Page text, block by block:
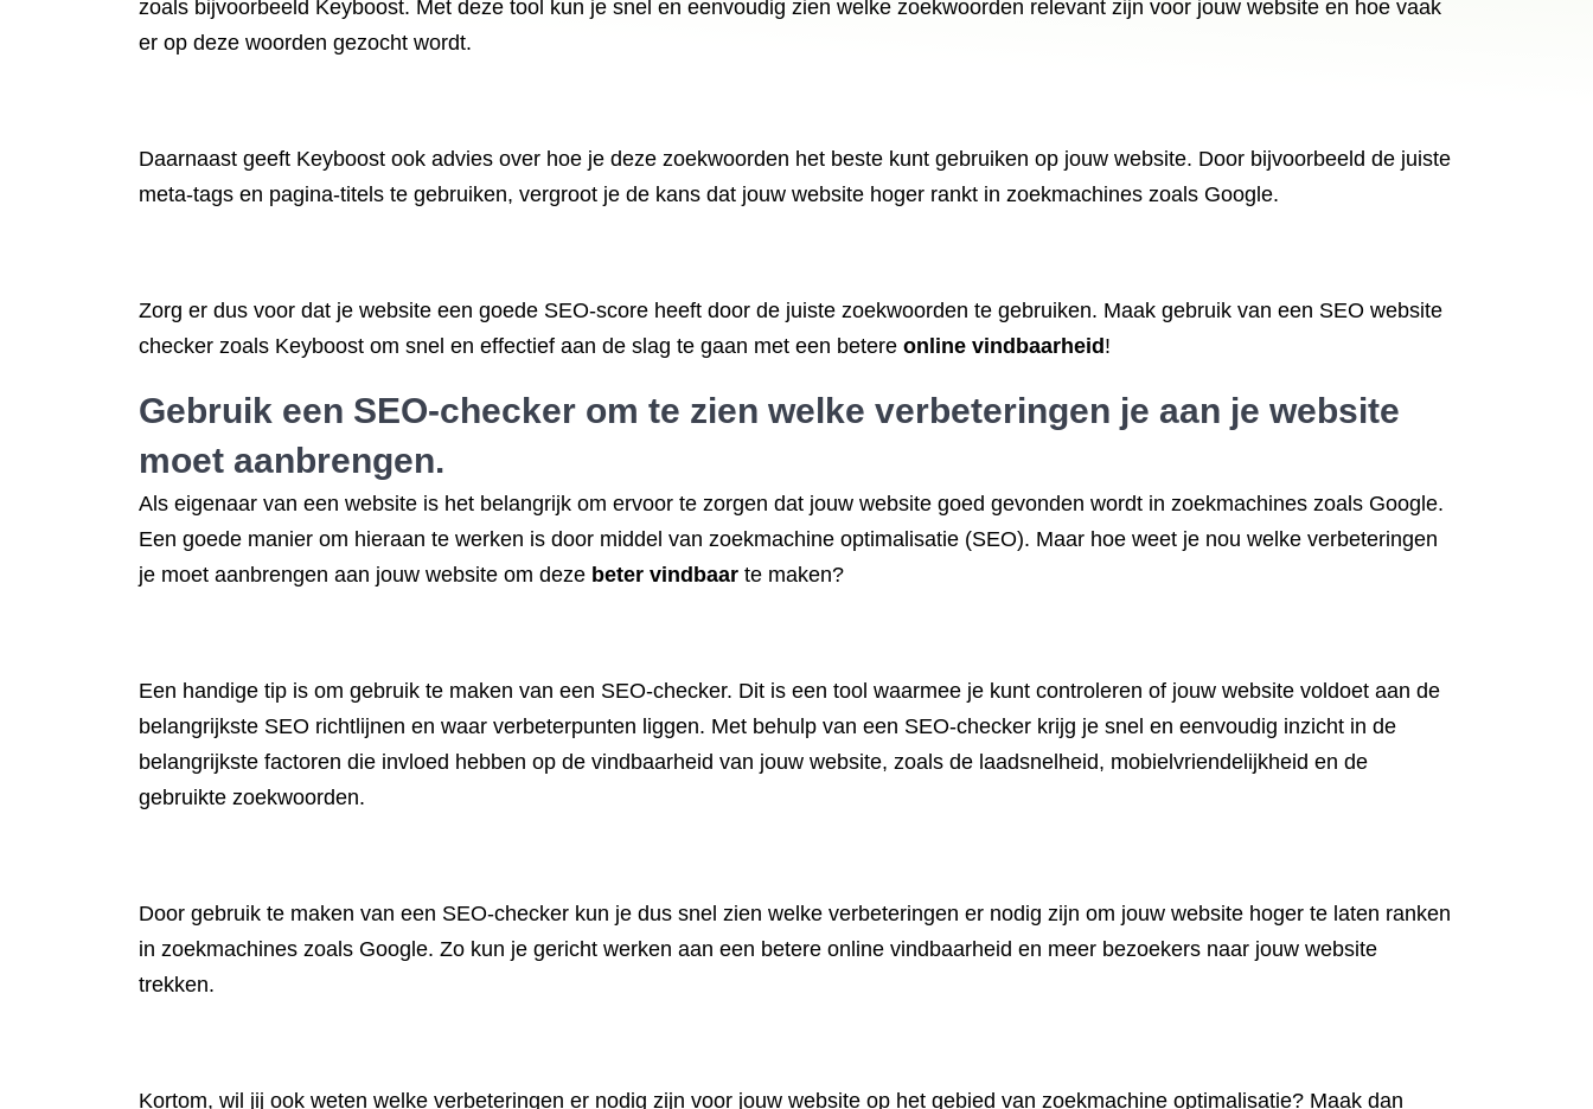
zoals bijvoorbeeld Keyboost. Met deze tool kun je snel en eenvoudig zien welke zoekwoorden relevant zijn voor jouw website en hoe vaak
er op deze woorden gezocht wordt.
Daarnaast geeft Keyboost ook advies over hoe je deze zoekwoorden het beste kunt gebruiken op jouw website. Door bijvoorbeeld de juiste
meta-tags en pagina-titels te gebruiken, vergroot je de kans dat jouw website hoger rankt in zoekmachines zoals Google.
Zorg er dus voor dat je website een goede SEO-score heeft door de juiste zoekwoorden te gebruiken. Maak gebruik van een SEO website
checker zoals Keyboost om snel en effectief aan de slag te gaan met een betere online vindbaarheid !
Gebruik een SEO-checker om te zien welke verbeteringen je aan je website
moet aanbrengen.
Als eigenaar van een website is het belangrijk om ervoor te zorgen dat jouw website goed gevonden wordt in zoekmachines zoals Google.
Een goede manier om hieraan te werken is door middel van zoekmachine optimalisatie (SEO). Maar hoe weet je nou welke verbeteringen
je moet aanbrengen aan jouw website om deze beter vindbaar te maken?
Een handige tip is om gebruik te maken van een SEO-checker. Dit is een tool waarmee je kunt controleren of jouw website voldoet aan de
belangrijkste SEO richtlijnen en waar verbeterpunten liggen. Met behulp van een SEO-checker krijg je snel en eenvoudig inzicht in de
belangrijkste factoren die invloed hebben op de vindbaarheid van jouw website, zoals de laadsnelheid, mobielvriendelijkheid en de
gebruikte zoekwoorden.
Door gebruik te maken van een SEO-checker kun je dus snel zien welke verbeteringen er nodig zijn om jouw website hoger te laten ranken
in zoekmachines zoals Google. Zo kun je gericht werken aan een betere online vindbaarheid en meer bezoekers naar jouw website
trekken.
Kortom, wil jij ook weten welke verbeteringen er nodig zijn voor jouw website op het gebied van zoekmachine optimalisatie? Maak dan